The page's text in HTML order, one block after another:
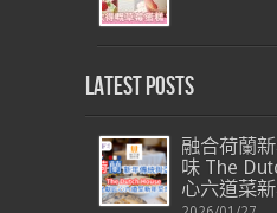
Latest Posts
融合荷蘭
味 The
心六道菜